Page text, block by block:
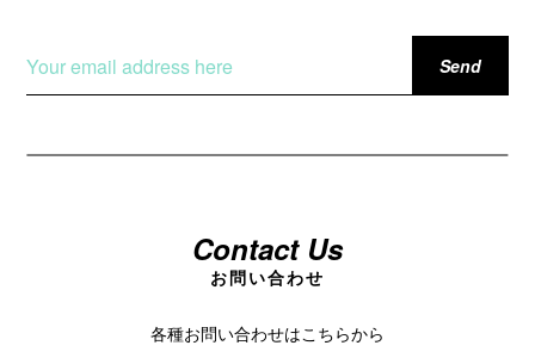
Contact Us
お問い合わせ
各種お問い合わせはこちらから